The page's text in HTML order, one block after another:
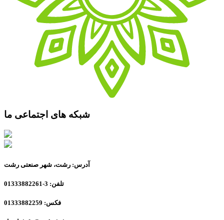
شبکه های اجتماعی ما
آدرس: رشت، شهر صنعتی رشت
تلفن: 3-01333882261
فکس: 01333882259